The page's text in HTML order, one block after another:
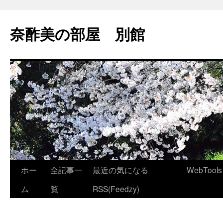
テ
ン
へ
ス
キ
ッ
プ
奈酢美の部屋 別館
ホー
ム
全記事一
覧
最近の気になる
RSS(Feedzy)
WebTools